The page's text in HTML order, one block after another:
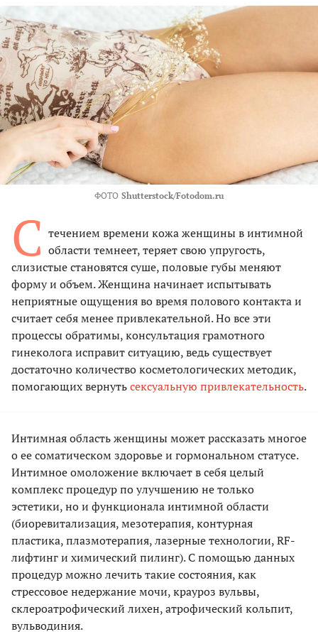
ФОТО Shutterstock/Fotodom.ru
С течением времени кожа женщины в интимной
области темнеет, теряет свою упругость,
слизистые становятся суше, половые губы меняют
форму и объем. Женщина начинает испытывать
неприятные ощущения во время полового контакта и
считает себя менее привлекательной. Но все эти
процессы обратимы, консультация грамотного
гинеколога исправит ситуацию, ведь существует
достаточно количество косметологических методик,
помогающих вернутьсексуальную привлекательность.
Интимная область женщины может рассказать многое
о ее соматическом здоровье и гормональном статусе.
Интимное омоложение включает в себя целый
комплекс процедур по улучшению не только
эстетики, но и функционала интимной области
(биоревитализация, мезотерапия, контурная
пластика, плазмотерапия, лазерные технологии, RF-
лифтинг и химический пилинг). С помощью данных
процедур можно лечить такие состояния, как
стрессовое недержание мочи, крауроз вульвы,
склероатрофический лихен, атрофический кольпит,
вульводиния.